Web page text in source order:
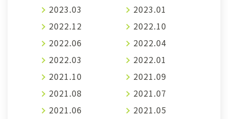
2023.03
2023.01
2022.12
2022.10
2022.06
2022.04
2022.03
2022.01
2021.10
2021.09
2021.08
2021.07
2021.06
2021.05